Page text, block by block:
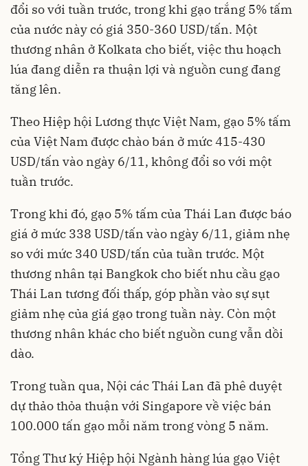
đổi so với tuần trước, trong khi gạo trắng 5% tấm
của nước này có giá 350-360 USD/tấn. Một
thương nhân ở Kolkata cho biết, việc thu hoạch
lúa đang diễn ra thuận lợi và nguồn cung đang
tăng lên.
Theo Hiệp hội Lương thực Việt Nam, gạo 5% tấm
của Việt Nam được chào bán ở mức 415-430
USD/tấn vào ngày 6/11, không đổi so với một
tuần trước.
Trong khi đó, gạo 5% tấm của Thái Lan được báo
giá ở mức 338 USD/tấn vào ngày 6/11, giảm nhẹ
so với mức 340 USD/tấn của tuần trước. Một
thương nhân tại Bangkok cho biết nhu cầu gạo
Thái Lan tương đối thấp, góp phần vào sự sụt
giảm nhẹ của giá gạo trong tuần này. Còn một
thương nhân khác cho biết nguồn cung vẫn dồi
dào.
Trong tuần qua, Nội các Thái Lan đã phê duyệt
dự thảo thỏa thuận với Singapore về việc bán
100.000 tấn gạo mỗi năm trong vòng 5 năm.
Tổng Thư ký Hiệp hội Ngành hàng lúa gạo Việt